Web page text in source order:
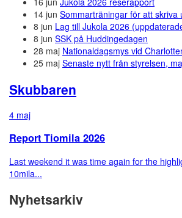
14 jun Sommarträningar för att skriva
8 jun Lag till Jukola 2026
8 jun SSK på Huddingedagen
28 maj Nationaldagsmys vid
25 maj Senaste nytt från styrelsen,
Skubbaren
4 maj
Report Tiomila 2026
Last weekend it was time again for the
10mila...
Nyhetsarkiv